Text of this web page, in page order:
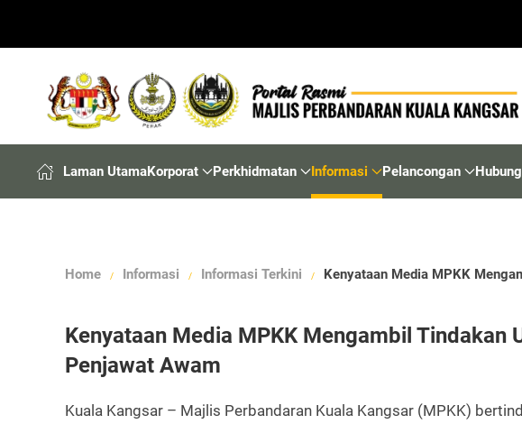
Laman UtamaKorporat Perkhidmatan Informasi Pelancongan
Home Informasi Informasi Terkini Kenyataan Media MPKK
Kenyataan Media MPKK Mengambil Tindakan
Penjawat Awam
Kuala Kangsar – Majlis Perbandaran Kuala Kangsar (MPKK)